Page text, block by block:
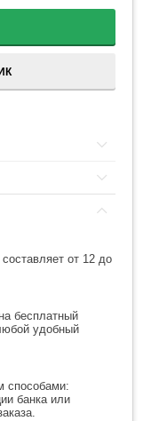
от 12 до
бесплатный
удобный
способами:
банка или